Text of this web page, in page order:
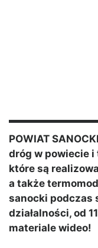
POWIAT
dróg w powiecie
które są
a także
sanocki podczas
działalności, od
materiale wideo!